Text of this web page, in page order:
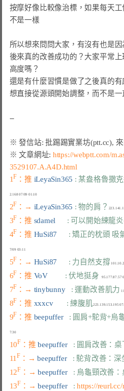
按摩好像比較像治標，如果每天
不是一樣
所以想來問問大家，有沒有也是
後來真的改善成功的？大家平常
高度嗎？
還是有什麼習慣是做了之後真的有
想直接從源頭開始調整，而不是
※ 文章網址: https://webptt.com/
3529107.A.A4D.html
1F ：推 iLeyaSin365 : 某盎格魯撒
2.168 07/09 01:10
2F ：→ iLeyaSin365 : 物的肩？
3F ：推 sdamel : 可以開始練龍
4F ：推 HuSi87 : 矯正的枕頭 吸
5F ：→ HuSi87 : 力自然支撐
6F ：推 VoV : 伏地挺身
7F ：→ tinybunny : 運動改善肌力
8F ：推 xxxcv : 練腹肌
9F ：推 beepuffer : 圓肩+駝背+烏
7:30
10F ：推 beepuffer : 圓肩改善：桌
11F ：→ beepuffer : 駝背改善：深
12F ：→ beepuffer : 烏龜頸改善
13F ：→ beepuffer : https://